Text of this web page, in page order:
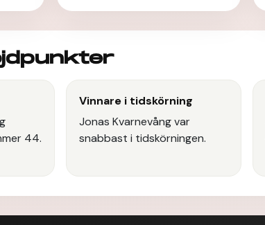
44.
Vinnare i tidskörning
Jonas Kvarnevång var
snabbast i tidskörningen.